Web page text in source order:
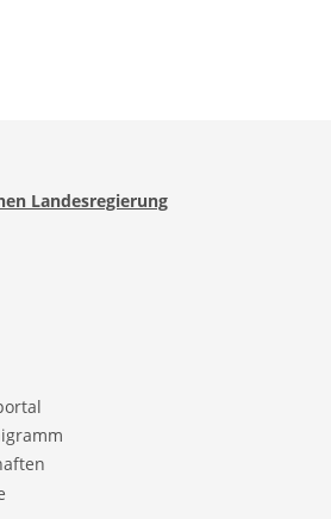
Landesregierung